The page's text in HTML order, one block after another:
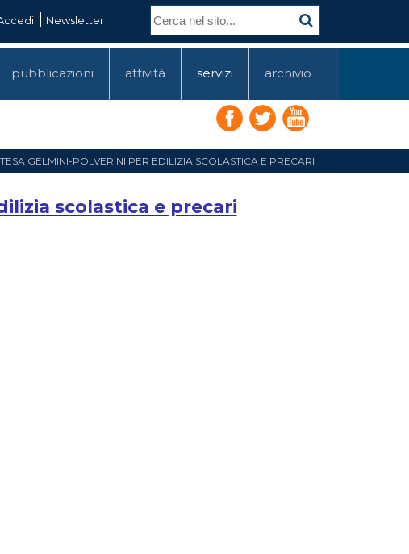
Newsletter
pubblicazioni attività servizi archivio
GELMINI-POLVERINI PER EDILIZIA SCOLASTICA E PRECARI
scolastica e precari